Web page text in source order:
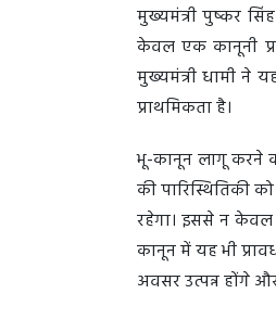
मुख्यमंत्री पुष्कर
केवल एक कानूनी
मुख्यमंत्री धामी ने
प्राथमिकता है।
भू-कानून लागू करने
की पारिस्थितिकी
रहेगा। इससे न केवल
कानून में यह भी
अवसर उत्पन्न होंगे